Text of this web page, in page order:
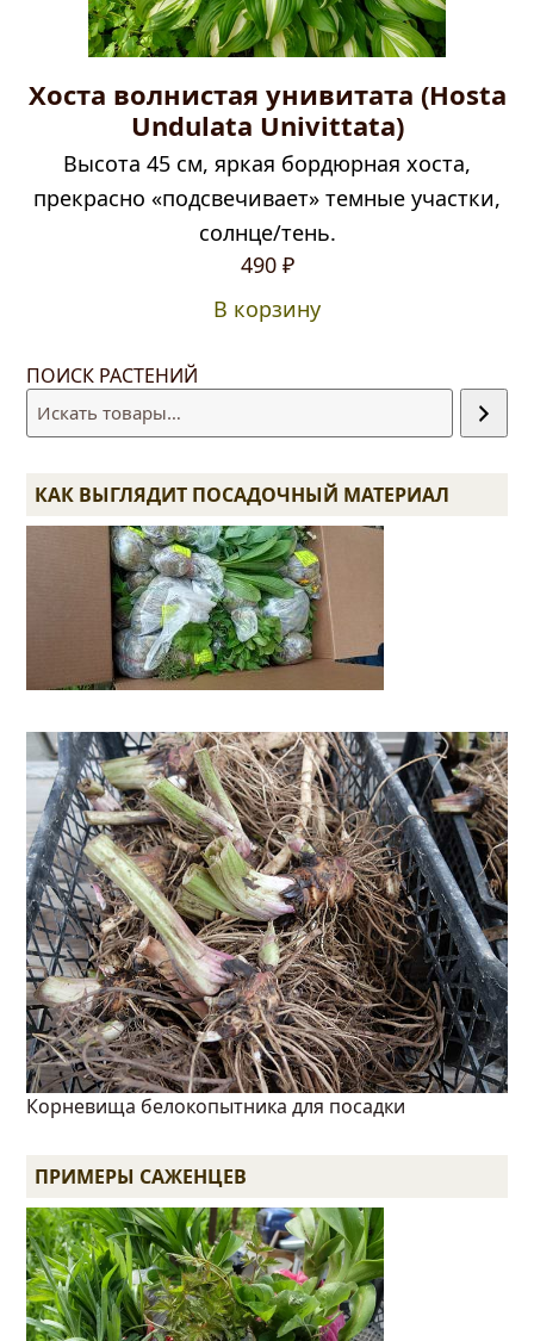
Хоста волнистая унивитата (Hosta
Undulata Univittata)
Высота 45 см, яркая бордюрная хоста,
прекрасно «подсвечивает» темные участки,
солнце/тень.
490 ₽
В корзину
ПОИСК РАСТЕНИЙ
КАК ВЫГЛЯДИТ ПОСАДОЧНЫЙ МАТЕРИАЛ
Корневища белокопытника для посадки
ПРИМЕРЫ САЖЕНЦЕВ